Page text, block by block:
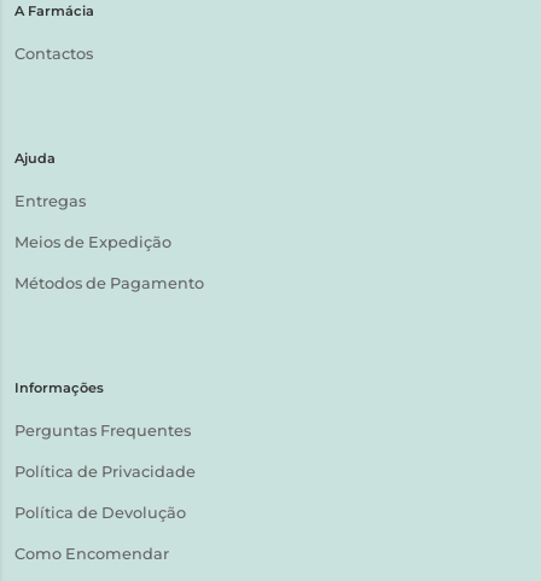
A Farmácia
Contactos
Ajuda
Entregas
Meios de Expedição
Métodos de Pagamento
Informações
Perguntas Frequentes
Política de Privacidade
Política de Devolução
Como Encomendar